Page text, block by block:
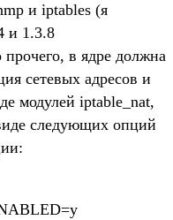
и iptables (я
и 1.3.8
в ядре должна
сетевых адресов и
модулей iptable_nat,
следующих опций